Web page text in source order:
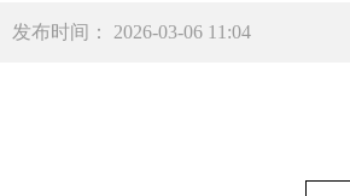
发布时间： 2026-03-06 11:04